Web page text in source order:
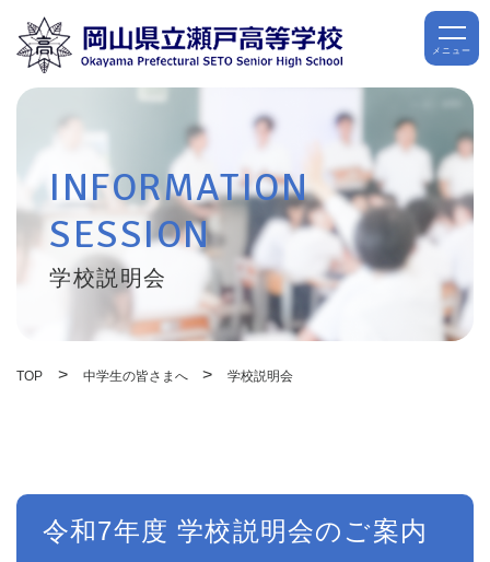
メニュー
INFORMATION
SESSION
学校説明会
TOP > 中学生の皆さまへ > 学校説明会
令和7年度 学校説明会のご案内